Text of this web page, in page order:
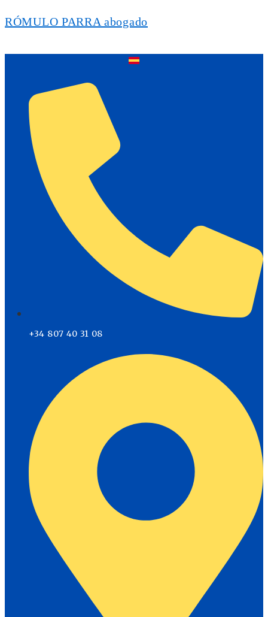
RÓMULO PARRA abogado
+34 807 40 31 08